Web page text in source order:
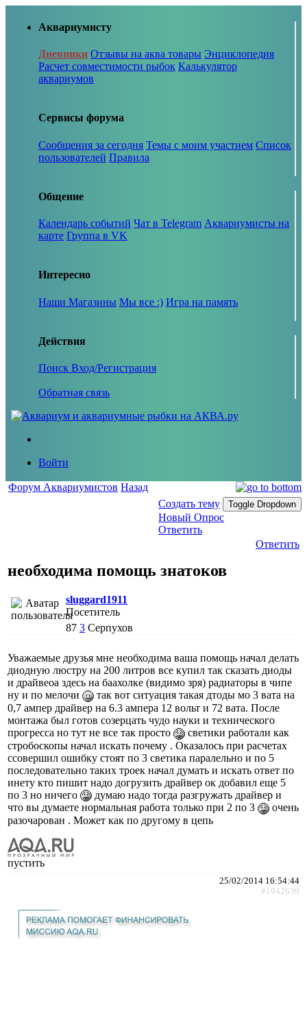
Аквариумисту
Дневники Отзывы на аква товары Энциклопедия
Расчет совместимости рыбок Калькулятор
аквариумов
Сервисы форума
Сообщения за сегодня Темы с моим участием Список
пользователей Правила
Общение
Календарь событий Чат в Telegram Аквариумисты на
карте Группа в VK
Интересно
Наши Магазины Мы все :) Игра на память
Действия
Поиск Вход/Регистрация
Обратная связь
Войти
Форум Аквариумистов Назад
Создать тему
Toggle Dropdown
Новый Опрос
Ответить
Ответить
необходима помощь знатоков
sluggard1911
Посетитель
87 3 Серпухов
Уважаемые друзья мне необходима ваша помощь начал делать
диодную люстру на 200 литров все купил так сказать диоды
и драйвеоа здесь на баахолке (видимо зря) радиаторы в чипе
ну и по мелочи
так вот ситуация такая дтоды мо 3 вата на
0,7 ампер драйвер на 6.3 ампера 12 вольт и 72 вата. После
монтажа был готов созерцать чудо науки и технического
прогресса но тут не все так просто
светики работали как
стробоскопы начал искать почему . Оказалось при расчетах
ссовершил ошибку стоят по 3 светика паралельно и по 5
последовательно таких троек начал думать и искать ответ по
инету кто пишит надо догрузить драйвер ок добавил еще 5
по 3 но ничего
думаю надо тогда разгружать драйвер и
что вы думаете нормальная работа только при 2 по 3
очень
разочарован . Может как по другому в цепь
пустить
25/02/2014 16:54:44
#1942639